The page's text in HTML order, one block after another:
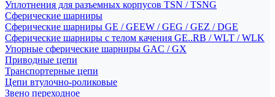
Уплотнения для разъемных корпусов TSN / TSNG
Сферические шарниры
Сферические шарниры GE / GEEW / GEG / GEZ / DGE
Сферические шарниры с телом качения GE..RB / WLT / WLK
Упорные сферические шарниры GAC / GX
Приводные цепи
Транспортерные цепи
Цепи втулочно-роликовые
Звено переходное